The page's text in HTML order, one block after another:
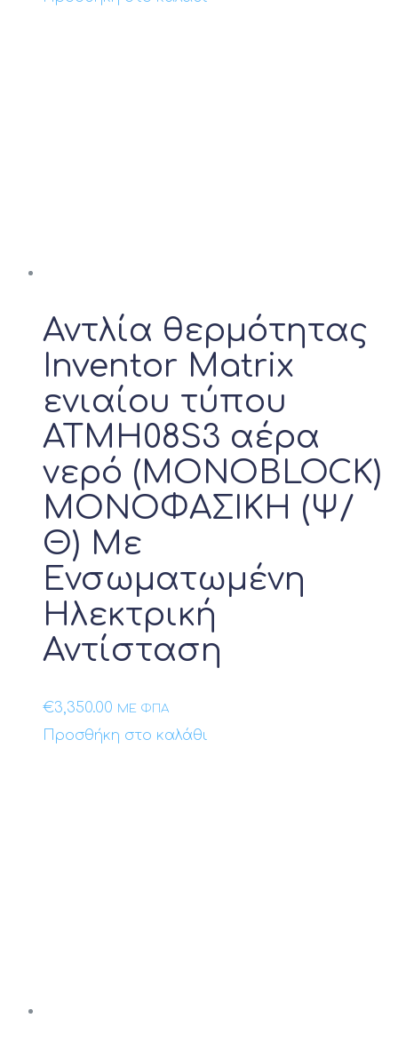
Αντλία θερμότητας
Inventor Matrix
ενιαίου τύπου
ATMH08S3 αέρα
νερό (MONOBLOCK)
ΜΟΝΟΦΑΣΙΚΗ (Ψ/
Θ) Με
Ενσωματωμένη
Ηλεκτρική
Αντίσταση
€3,350.00 ΜΕ ΦΠΑ
Προσθήκη στο καλάθι